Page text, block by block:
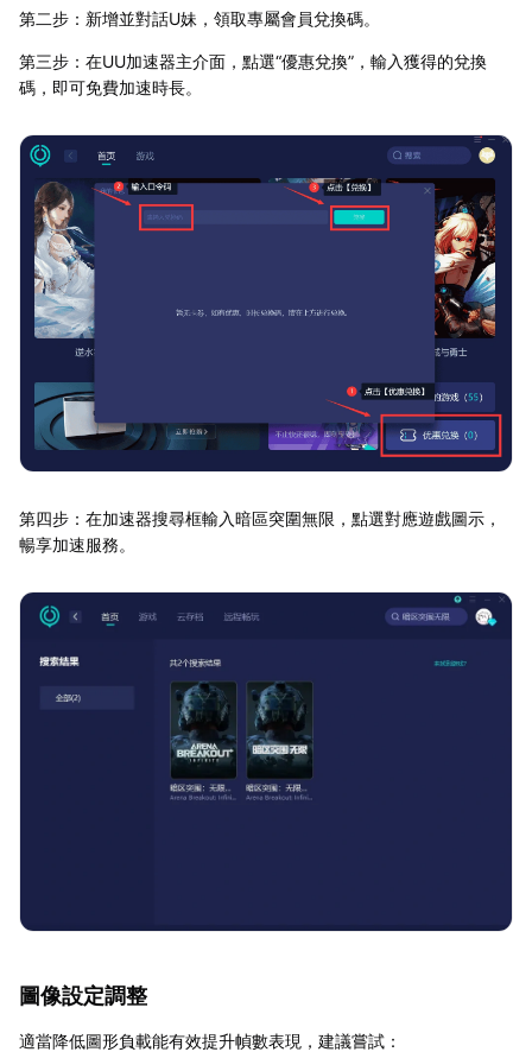
第二步：新增並對話U妹，領取專屬會員兌換碼。
第三步：在UU加速器主介面，點選“優惠兌換”，輸入獲得的兌換
碼，即可免費加速時長。
第四步：在加速器搜尋框輸入暗區突圍無限，點選對應遊戲圖示，
暢享加速服務。
圖像設定調整
適當降低圖形負載能有效提升幀數表現，建議嘗試：